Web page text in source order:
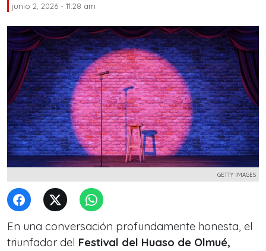
junio 2, 2026 - 11:28 am
GETTY IMAGES
En una conversación profundamente honesta, el
triunfador del Festival del Huaso de Olmué,